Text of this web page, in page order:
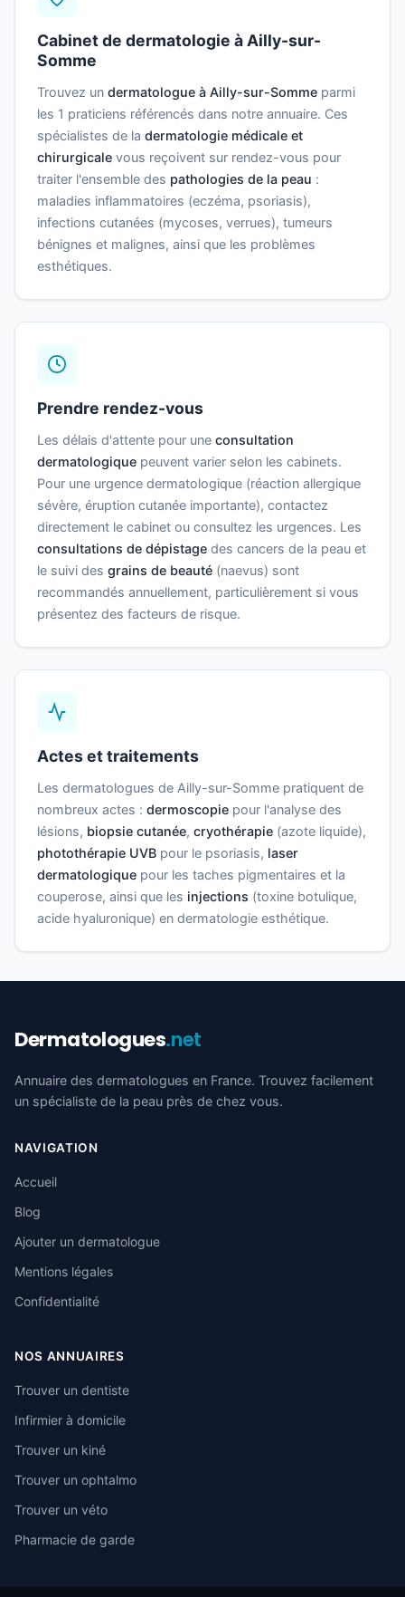
Cabinet de dermatologie à Ailly-sur-
Somme
Trouvez un dermatologue à Ailly-sur-Somme parmi
les 1 praticiens référencés dans notre annuaire. Ces
spécialistes de la dermatologie médicale et
chirurgicale vous reçoivent sur rendez-vous pour
traiter l'ensemble des pathologies de la peau :
maladies inflammatoires (eczéma, psoriasis),
infections cutanées (mycoses, verrues), tumeurs
bénignes et malignes, ainsi que les problèmes
esthétiques.
Prendre rendez-vous
Les délais d'attente pour une consultation
dermatologique peuvent varier selon les cabinets.
Pour une urgence dermatologique (réaction allergique
sévère, éruption cutanée importante), contactez
directement le cabinet ou consultez les urgences. Les
consultations de dépistage des cancers de la peau et
le suivi des grains de beauté (naevus) sont
recommandés annuellement, particulièrement si vous
présentez des facteurs de risque.
Actes et traitements
Les dermatologues de Ailly-sur-Somme pratiquent de
nombreux actes : dermoscopie pour l'analyse des
lésions, biopsie cutanée, cryothérapie (azote liquide),
photothérapie UVB pour le psoriasis, laser
dermatologique pour les taches pigmentaires et la
couperose, ainsi que les injections (toxine botulique,
acide hyaluronique) en dermatologie esthétique.
Dermatologues.net
Annuaire des dermatologues en France. Trouvez facilement
un spécialiste de la peau près de chez vous.
NAVIGATION
Accueil
Blog
Ajouter un dermatologue
Mentions légales
Confidentialité
NOS ANNUAIRES
Trouver un dentiste
Infirmier à domicile
Trouver un kiné
Trouver un ophtalmo
Trouver un véto
Pharmacie de garde